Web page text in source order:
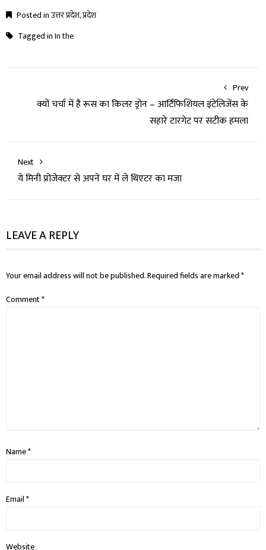
Posted inउत्तर प्रदेश,प्रदेश
Tagged inIn the
Prev
क्यों चर्चा में है रूस का किलर ड्रोन – आर्टिफिशियल इंटेलिजेंस के
सहारे टारगेट पर सटीक हमला
Next
ये मिनी प्रोजेक्टर से अपने घर में ले थिएटर का मजा
LEAVE A REPLY
Your email address will not be published.Required fields are marked*
Comment*
Name*
Email*
Website